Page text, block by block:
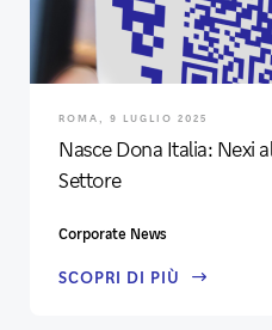
ROMA, 9 LUGLIO 2025
Nasce Dona Italia: Nexi
Settore
Corporate News
SCOPRI DI PIÙ